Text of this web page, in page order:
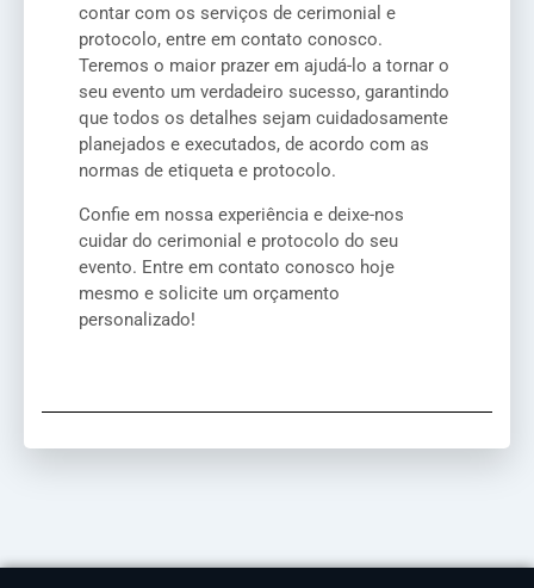
contar com os serviços de cerimonial e
protocolo, entre em contato conosco.
Teremos o maior prazer em ajudá-lo a tornar o
seu evento um verdadeiro sucesso, garantindo
que todos os detalhes sejam cuidadosamente
planejados e executados, de acordo com as
normas de etiqueta e protocolo.
Confie em nossa experiência e deixe-nos
cuidar do cerimonial e protocolo do seu
evento. Entre em contato conosco hoje
mesmo e solicite um orçamento
personalizado!